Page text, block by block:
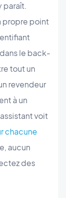
paraît.
propre point
le back-
tout un
revendeur
à un
voit
chacune
aucun
des